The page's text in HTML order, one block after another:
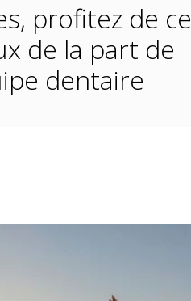
profitez de ce
de la part de
dentaire